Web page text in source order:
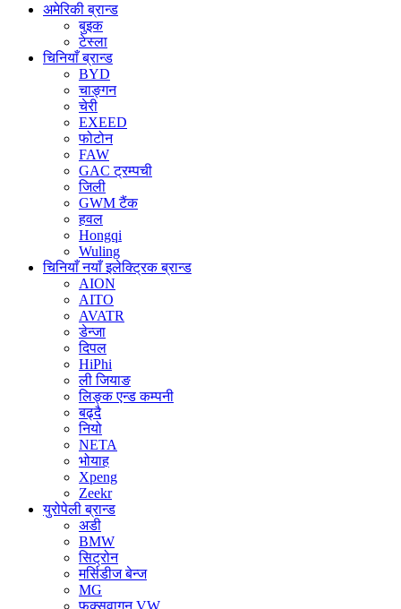
अमेरिकी ब्रान्ड
बुइक
टेस्ला
चिनियाँ ब्रान्ड
BYD
चाङ्गन
चेरी
EXEED
फोटोन
FAW
GAC ट्रम्पची
जिली
GWM टैंक
हवल
Hongqi
Wuling
चिनियाँ नयाँ इलेक्ट्रिक ब्रान्ड
AION
AITO
AVATR
डेन्जा
दिपल
HiPhi
ली जियाङ
लिङ्क एन्ड कम्पनी
बढ्दै
नियो
NETA
भोयाह
Xpeng
Zeekr
युरोपेली ब्रान्ड
अडी
BMW
सिट्रोन
मर्सिडीज बेन्ज
MG
फक्सवागन VW